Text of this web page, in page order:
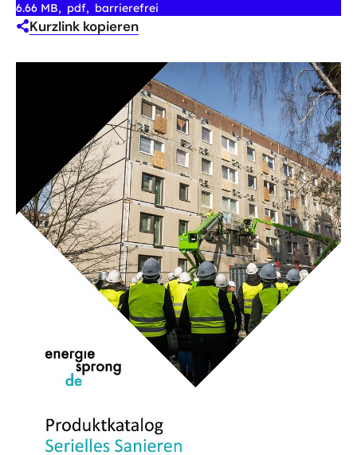
6.66 MB pdf barrierefrei
Kurzlink kopieren
Unterstützung beim Seriellen
Sanieren
Serielle Sanierung lebt von Zusammenarbeit: